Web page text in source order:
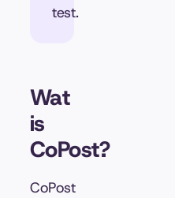
test.
Wat
is
CoPost?
CoPost